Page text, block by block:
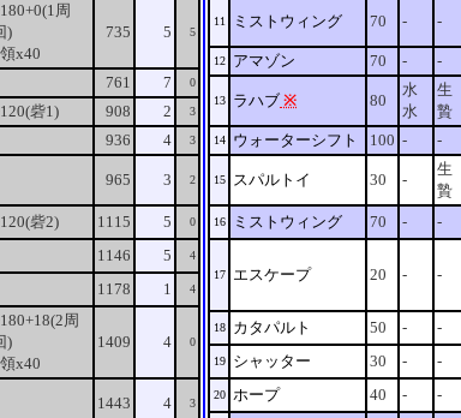
周
)
x40
735 5 5
761 7 0
砦1) 908 2 3
936 4 3
965 3 2
砦2) 1115 5 0
1146 5 4
1178 1 4
周
)
x40
1409 4 0
1443 4 3
11 ミストウィング 70 - -
12 アマゾン 70 - -
13 ラハブ ※ 80
水
水
生
贄
14 ウォーターシフト 100 - -
15 スパルトイ 30 -
生
贄
16 ミストウィング 70 - -
17 エスケープ 20 - -
18 カタパルト 50 - -
19 シャッター 30 - -
20 ホープ 40 - -